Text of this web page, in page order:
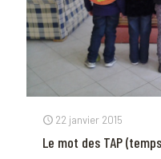
22 janvier 2015
Le mot des TAP